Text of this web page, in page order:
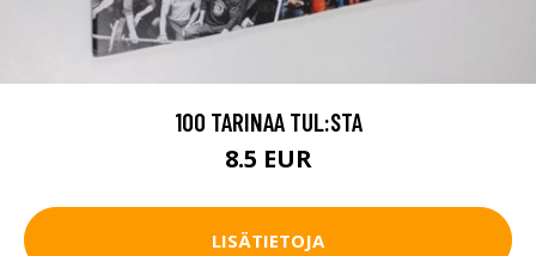
100 TARINAA TUL:STA
8.5 EUR
LISÄTIETOJA